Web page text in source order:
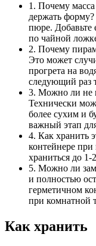
1. Почему
держать
пюре. Добавьте
по чайной
2. Почему
Это может
прогрета на
следующий раз
3. Можно ли не
Технически
более сухим и
важный этап
4. Как хранить
контейнере
храниться до 1-
5. Можно ли
и полностью
герметичном
при комнатной
Как хранить